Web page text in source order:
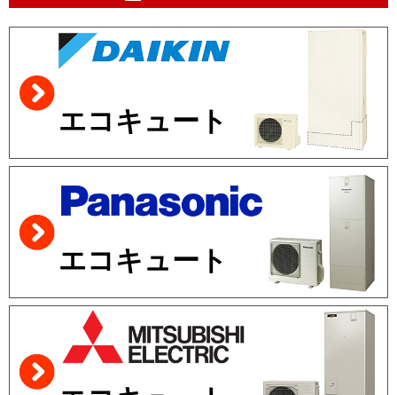
エコキュート
エコキュート